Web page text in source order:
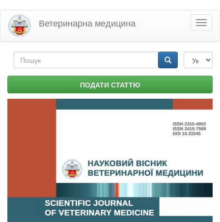
Перейти
основного
матеріалу
Ветеринарна медицина
Пошукова
форма ПОДАТИ СТАТТЮ